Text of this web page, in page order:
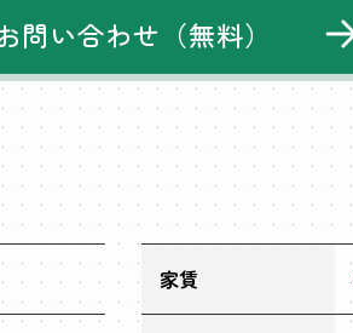
問い合わせ（無料）
家賃